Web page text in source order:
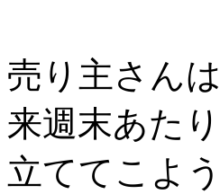
売り主さん
来週末あた
立ててこよ